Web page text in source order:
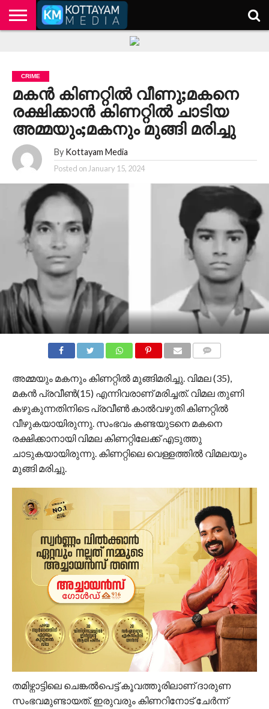
CRIME
മകൻ കിണറ്റിൽ വീണു;മകനെ
രക്ഷിക്കാൻ കിണറ്റിൽ ചാടിയ
അമ്മയും;മകനും മുങ്ങി മരിച്ചു
By Kottayam Media
Posted on January 15, 2024
അമ്മയും മകനും കിണറ്റിൽ മുങ്ങിമരിച്ചു. വിമല (35),
മകൻ പ്രവീൺ(15) എന്നിവരാണ് മരിച്ചത്. വിമല തുണി
കഴുകുന്നതിനിടെ പ്രവീൺ കാൽവഴുതി കിണറ്റിൽ
വീഴുകയായിരുന്നു. സംഭവം കണ്ടയുടനെ മകനെ
രക്ഷിക്കാനായി വിമല കിണറ്റിലേക്ക് എടുത്തു
ചാടുകയായിരുന്നു. കിണറ്റിലെ വെള്ളത്തിൽ വിമലയും
മുങ്ങി മരിച്ചു.
തമിഴ്നാട്ടിലെ ചെങ്കൽപെട്ട് കൂവത്തൂരിലാണ് ദാരുണ
സംഭവമുണ്ടായത്. ഇരുവരും കിണറിനോട് ചേർന്ന്